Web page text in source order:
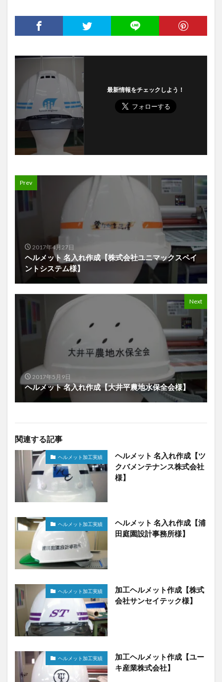
最新情報をチェックしよう！
Prev
2017年4月27日
ヘルメット 名入れ作成【株式会社ユニマックスペイ
ントシステム様】
Next
2017年5月9日
ヘルメット 名入れ作成【大井平農地水保全会様】
関連する記事
ヘルメット加工実績
ヘルメット 名入れ作成【ツ
クバメンテナンス株式会社
様】
ヘルメット加工実績
ヘルメット 名入れ作成【浦
田庭園設計事務所様】
ヘルメット加工実績
加工ヘルメット作成【株式
会社サンセイテック様】
ヘルメット加工実績
加工ヘルメット作成【ユー
キ産業株式会社】